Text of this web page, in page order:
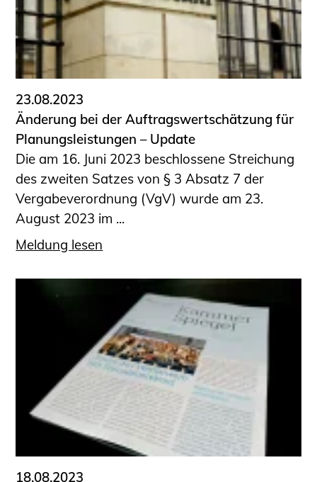
23.08.2023
Änderung bei der Auftragswertschätzung für
Planungsleistungen – Update
Die am 16. Juni 2023 beschlossene Streichung
des zweiten Satzes von § 3 Absatz 7 der
Vergabeverordnung (VgV) wurde am 23.
August 2023 im ...
Meldung lesen
18.08.2023